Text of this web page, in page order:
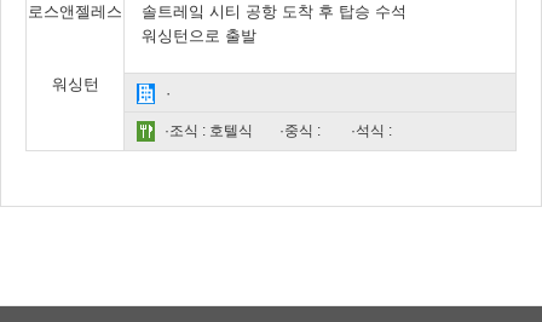
로스앤젤레스
워싱턴
솔트레잌 시티 공항 도착 후 탑승 수석
워싱턴으로 출발
·
·조식 : 호텔식 ·중식 : ·석식 :